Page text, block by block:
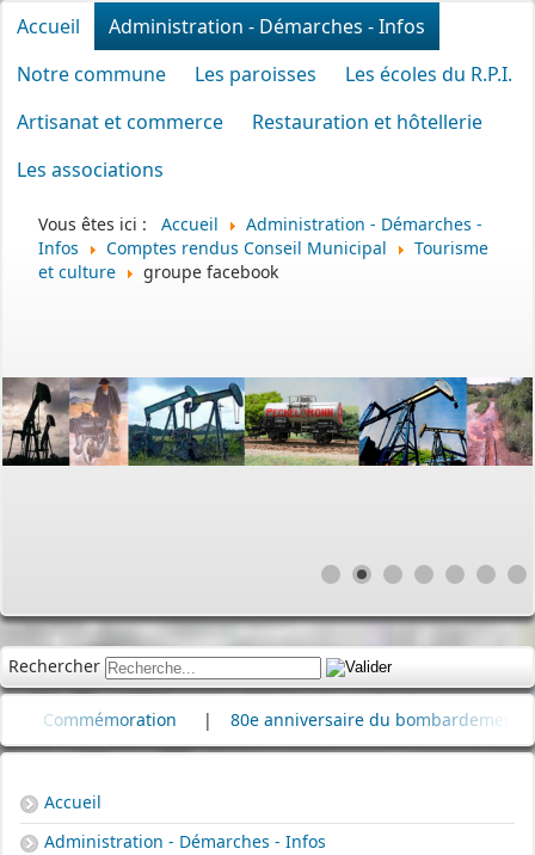
Accueil
Administration - Démarches - Infos
Notre commune
Les paroisses
Les écoles du R.P.I.
Artisanat et commerce
Restauration et hôtellerie
Les associations
Vous êtes ici : Accueil
Administration - Démarches -
Infos
Comptes rendus Conseil Municipal
Tourisme
et culture
groupe facebook
Rechercher
| 80e anniversaire du bombardement de la
Accueil
Administration - Démarches - Infos